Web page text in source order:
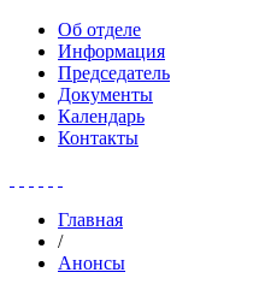
Об отделе
Информация
Председатель
Документы
Календарь
Контакты
Главная
/
Анонсы